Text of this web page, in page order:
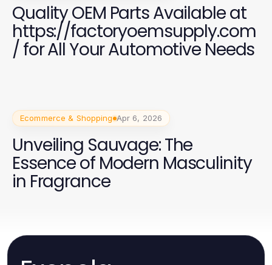
Quality OEM Parts Available at
https://factoryoemsupply.com
/ for All Your Automotive Needs
Ecommerce & Shopping Apr 6, 2026
Unveiling Sauvage: The
Essence of Modern Masculinity
in Fragrance